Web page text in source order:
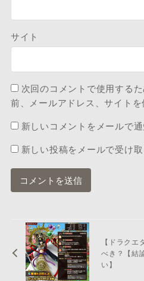
サイト
次回のコメントで使用する
前、メールアドレス、サイトを
新しいコメントをメールで
新しい投稿をメールで受け取
【ドラクエ
べき？【結
い】